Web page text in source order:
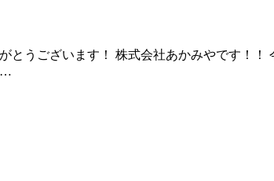
とうございます！ 株式会社あかみやです！
…